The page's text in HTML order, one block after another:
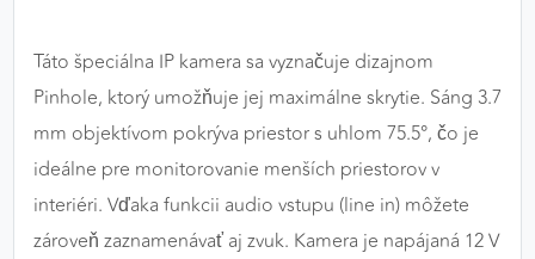
Táto špeciálna IP kamera sa vyznačuje dizajnom
Pinhole, ktorý umožňuje jej maximálne skrytie. Sáng 3.7
mm objektívom pokrýva priestor s uhlom 75.5°, čo je
ideálne pre monitorovanie menších priestorov v
interiéri. Vďaka funkcii audio vstupu (line in) môžete
zároveň zaznamenávať aj zvuk. Kamera je napájaná 12 V